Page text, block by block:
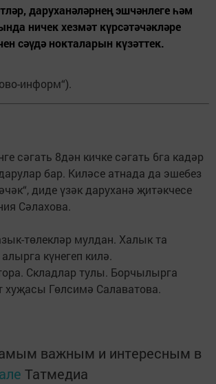
даруханәләрнең эшчәнлеге һәм
ничек хезмәт күрсәтәчәкләре
сәүдә нокталарын күзәттек.
информ“).
сәгать 8дән кичке сәгать 6га кадәр
бар. Киләсе атнада да эшебез
диде үзәк даруханә җитәкчесе
Сәлахова.
төлекләр мулдан. Халык та
күнегеп килә.
Складлар тулы. Борчылырга
хуҗасы Гөлсимә Салаватова.
важным и интересным в
Татмедиа